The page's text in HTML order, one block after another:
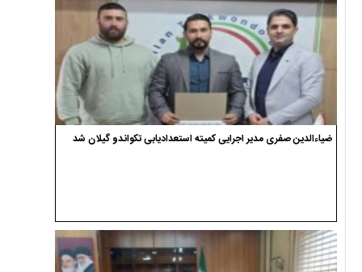
ضیاءالدین صفری مدیر اجرایی کمیته استعدادیابی تکواندو گیلان شد